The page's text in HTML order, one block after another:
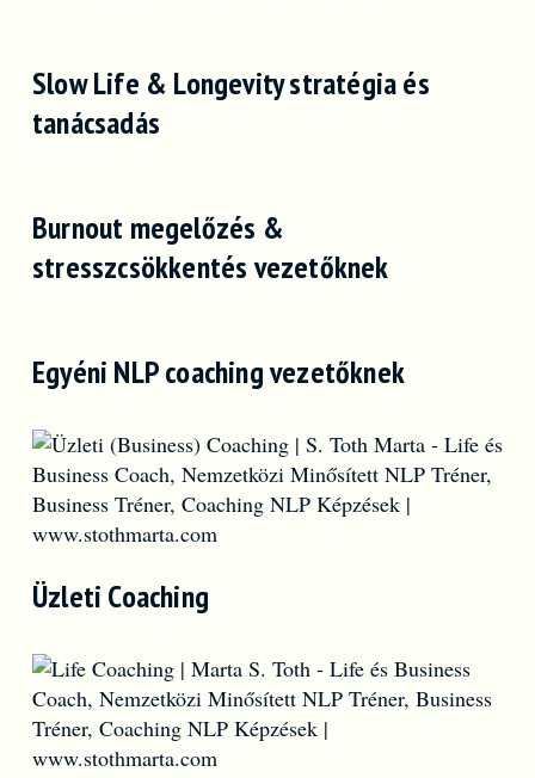
Slow Life & Longevity stratégia és
tanácsadás
Burnout megelőzés &
stresszcsökkentés vezetőknek
Egyéni NLP coaching vezetőknek
Üzleti Coaching